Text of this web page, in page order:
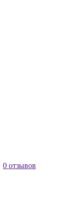
0 отзывов